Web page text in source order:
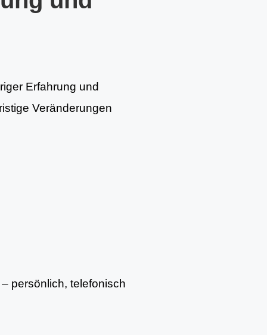
Erfahrung und
Veränderungen
persönlich, telefonisch